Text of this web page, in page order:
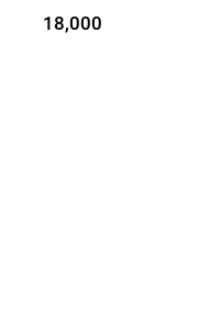
18,000